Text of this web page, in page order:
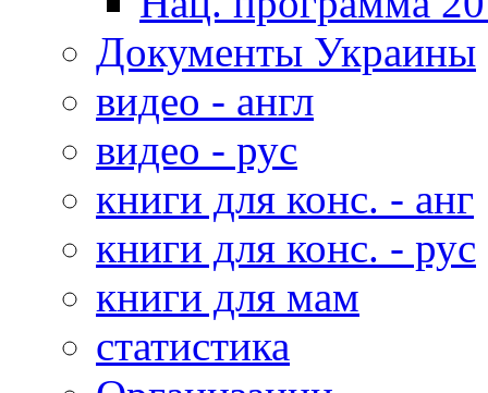
Документы Украины
видео - англ
видео - рус
книги для конс. - анг
книги для конс. - рус
книги для мам
статистика